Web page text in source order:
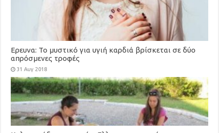
Ερευνα: To μυστικό για υγιή καρδιά βρίσκεται σε δύο
απρόσμενες τροφές
31 Αυγ 2018